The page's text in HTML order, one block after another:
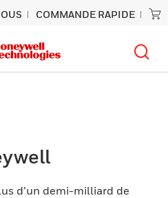
COMMANDE RAPIDE
d’un demi-milliard de